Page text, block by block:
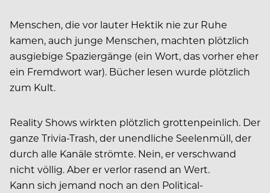
Menschen, die vor lauter Hektik nie zur Ruhe
kamen, auch junge Menschen, machten plötzlich
ausgiebige Spaziergänge (ein Wort, das vorher eher
ein Fremdwort war). Bücher lesen wurde plötzlich
zum Kult.
Reality Shows wirkten plötzlich grottenpeinlich. Der
ganze Trivia-Trash, der unendliche Seelenmüll, der
durch alle Kanäle strömte. Nein, er verschwand
nicht völlig. Aber er verlor rasend an Wert.
Kann sich jemand noch an den Political-